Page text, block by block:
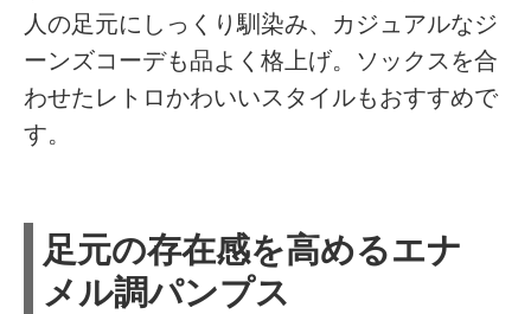
人の足元にしっくり馴染み、カジュアルなジ
ーンズコーデも品よく格上げ。ソックスを合
わせたレトロかわいいスタイルもおすすめで
す。
足元の存在感を高めるエナ
メル調パンプス